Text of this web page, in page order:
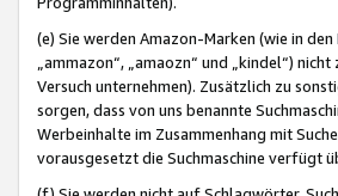
(e) Sie werden Amazon-Marken (wie in den
„ammazon“, „amaozn“ und „kindel“)
Versuch unternehmen). Zusätzlich zu
sorgen, dass von uns benannte
Werbeinhalte im Zusammenhang mit
vorausgesetzt die Suchmaschine verfügt